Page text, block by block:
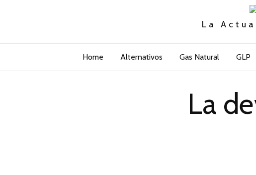
La
Home Alternativos Gas Natural GLP
La